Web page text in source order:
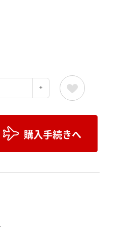
購入手続きへ